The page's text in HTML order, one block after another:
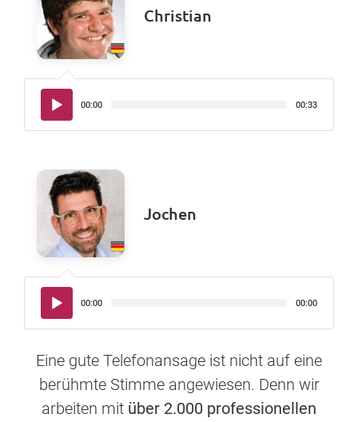
Christian
Audio-
Player
00:00 00:33
Jochen
Audio-
Player
00:00 00:00
Eine gute Telefonansage ist nicht auf eine
berühmte Stimme angewiesen. Denn wir
arbeiten mit über 2.000 professionellen